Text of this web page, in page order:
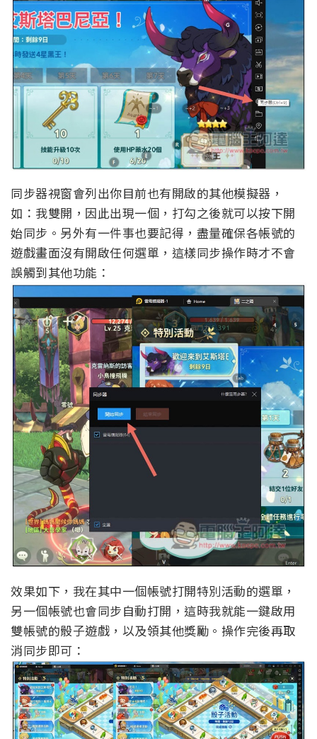
同步器視窗會列出你目前也有開啟的其他模擬器，
如：我雙開，因此出現一個，打勾之後就可以按下開
始同步。另外有一件事也要記得，盡量確保各帳號的
遊戲畫面沒有開啟任何選單，這樣同步操作時才不會
誤觸到其他功能：
效果如下，我在其中一個帳號打開特別活動的選單，
另一個帳號也會同步自動打開，這時我就能一鍵啟用
雙帳號的骰子遊戲，以及領其他獎勵。操作完後再取
消同步即可：